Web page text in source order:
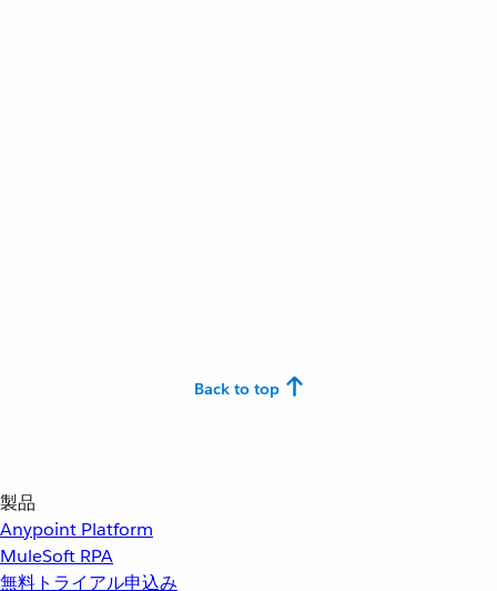
Back to top
製品
Anypoint Platform
MuleSoft RPA
無料トライアル申込み